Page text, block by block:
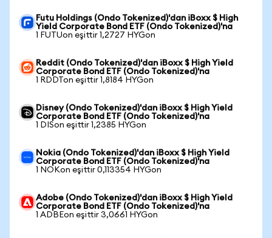
Futu Holdings (Ondo Tokenized)'dan iBoxx $ High
Yield Corporate Bond ETF (Ondo Tokenized)'na
1 FUTUon eşittir 1,2727 HYGon
Reddit (Ondo Tokenized)'dan iBoxx $ High Yield
Corporate Bond ETF (Ondo Tokenized)'na
1 RDDTon eşittir 1,8184 HYGon
Disney (Ondo Tokenized)'dan iBoxx $ High Yield
Corporate Bond ETF (Ondo Tokenized)'na
1 DISon eşittir 1,2385 HYGon
Nokia (Ondo Tokenized)'dan iBoxx $ High Yield
Corporate Bond ETF (Ondo Tokenized)'na
1 NOKon eşittir 0,113354 HYGon
Adobe (Ondo Tokenized)'dan iBoxx $ High Yield
Corporate Bond ETF (Ondo Tokenized)'na
1 ADBEon eşittir 3,0661 HYGon